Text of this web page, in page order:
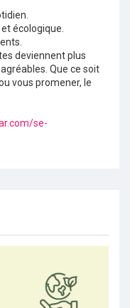
écologique.
deviennent plus
Que ce soit
vous promener, le
se-